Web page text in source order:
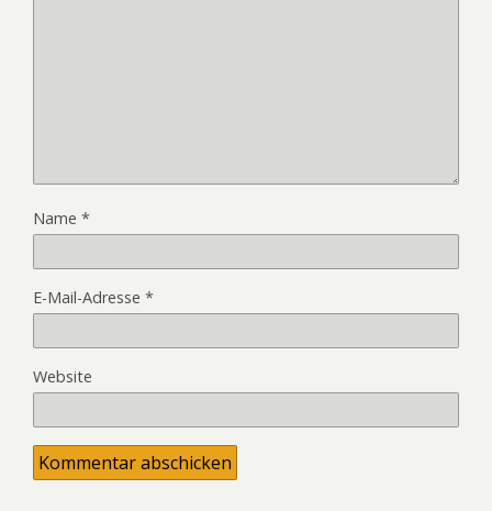
Name *
E-Mail-Adresse *
Website